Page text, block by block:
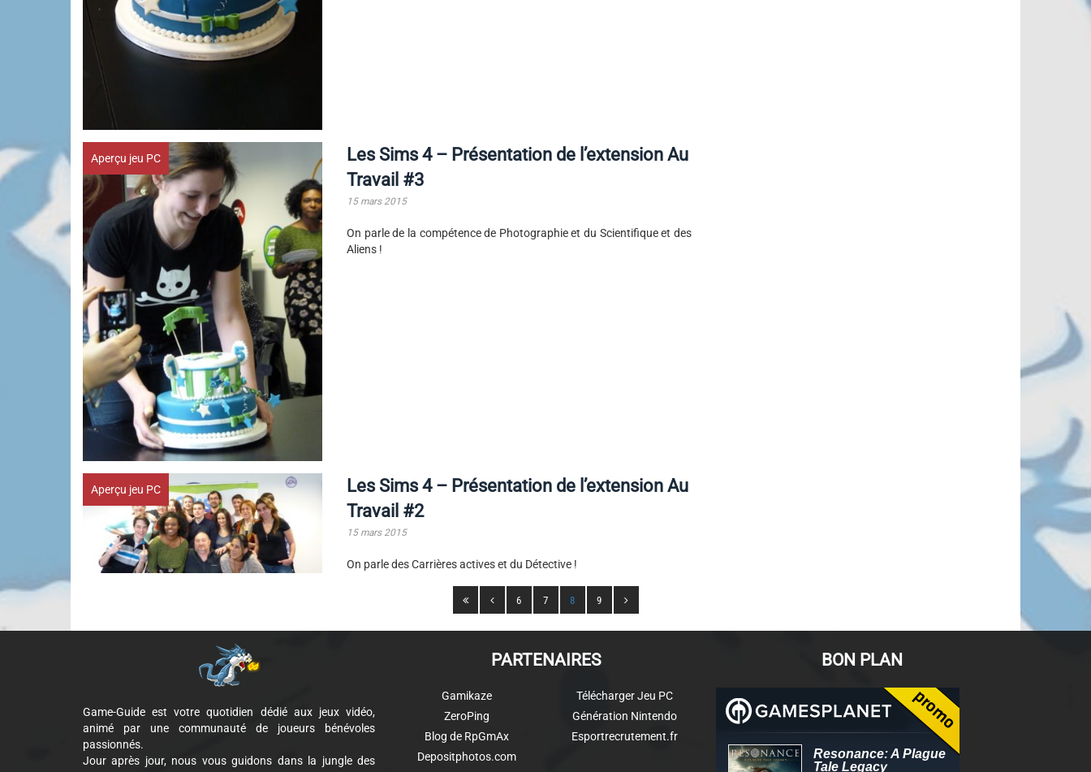
Aperçu jeu PC
Les Sims 4 – Présentation de l’extension Au
Travail #3
15 mars 2015
On parle de la compétence de Photographie et du Scientifique et des
Aliens !
Aperçu jeu PC
Les Sims 4 – Présentation de l’extension Au
Travail #2
15 mars 2015
On parle des Carrières actives et du Détective !
6 7 8 9
Game-Guide est votre quotidien dédié aux jeux vidéo,
animé par une communauté de joueurs bénévoles
passionnés.
Jour après jour, nous vous guidons dans la jungle des
PARTENAIRES
Gamikaze
ZeroPing
Blog de RpGmAx
Depositphotos.com
Télécharger Jeu PC
Génération Nintendo
Esportrecrutement.fr
BON PLAN